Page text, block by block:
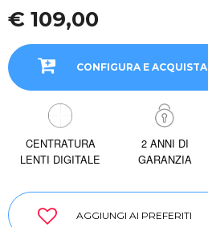
€ 109,00
CONFIGURA E ACQUISTA
CENTRATURA
LENTI DIGITALE
2 ANNI DI
GARANZIA
AGGIUNGI AI PREFERITI